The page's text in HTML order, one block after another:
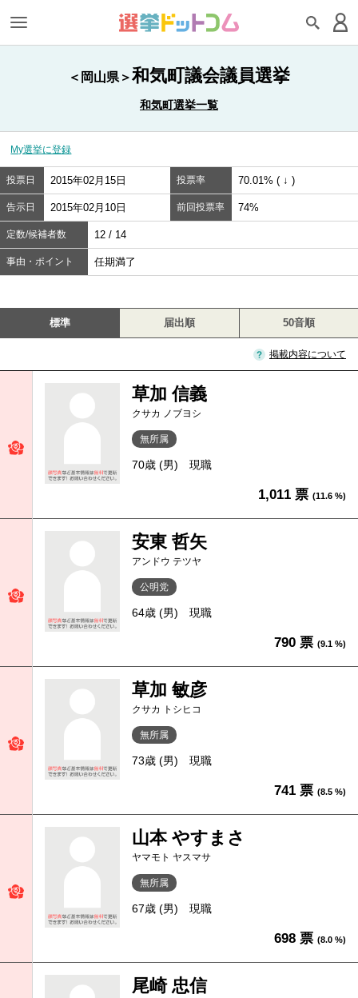
＜岡山県＞和気町議会議員選挙
和気町選挙一覧
My選挙に登録
投票日 2015年02月15日 投票率 70.01% ( ↓ )
告示日 2015年02月10日 前回投票率 74%
定数/候補者数 12 / 14
事由・ポイント 任期満了
標準 届出順 50音順
掲載内容について
草加 信義
クサカ ノブヨシ
無所属
70歳 (男) 現職
1,011 票 (11.6 %)
安東 哲矢
アンドウ テツヤ
公明党
64歳 (男) 現職
790 票 (9.1 %)
草加 敏彦
クサカ トシヒコ
無所属
73歳 (男) 現職
741 票 (8.5 %)
山本 やすまさ
ヤマモト ヤスマサ
無所属
67歳 (男) 現職
698 票 (8.0 %)
尾崎 忠信